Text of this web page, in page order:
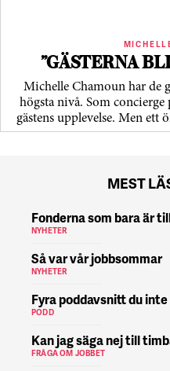
”GÄSTERNA
Michelle Chamoun har de
högsta nivå. Som
gästens upp­levelse. Men ett
MEST
Fonderna som bara är
NYHETER
Så var vår jobbsommar
NYHETER
Fyra poddavsnitt du
PODD
Kan jag säga nej till
FRÅGA OM JOBBET